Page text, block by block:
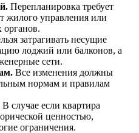
Перепланировка требует
жилого управления или
органов.
затрагивать несущие
лоджий или балконов, а
сети.
Все изменения должны
нормам и правилам
В случае если квартира
ценностью,
ограничения.